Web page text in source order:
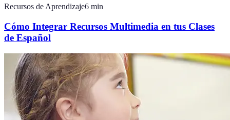
Recursos de Aprendizaje6 min
Cómo Integrar Recursos Multimedia en tus Clases
de Español